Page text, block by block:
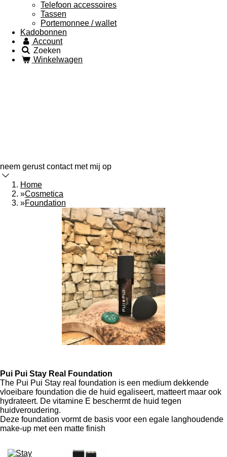
Telefoon accessoires
Tassen
Portemonnee / wallet
Kadobonnen
Account
Zoeken
Winkelwagen
neem gerust contact met mij op
Home
»Cosmetica
»Foundation
Pui Pui Stay Real Foundation
The Pui Pui Stay real foundation is een medium dekkende
vloeibare foundation die de huid egaliseert, matteert maar ook
hydrateert. De vitamine E beschermt de huid tegen
huidveroudering.
Deze foundation vormt de basis voor een egale langhoudende
make-up met een matte finish